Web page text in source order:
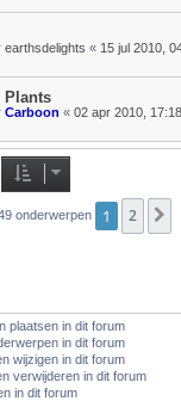
earthsdelights « 15 jul 2010,
Plants
Carboon « 02 apr 2010, 17:18
onderwerpen 1 2
plaatsen in dit forum
in dit forum
wijzigen in dit forum
verwijderen in dit forum
in dit forum